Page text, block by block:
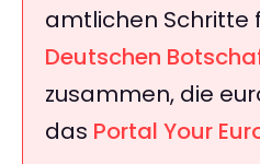
amtlichen Schritte
Deutschen
zusammen, die
das Portal Your